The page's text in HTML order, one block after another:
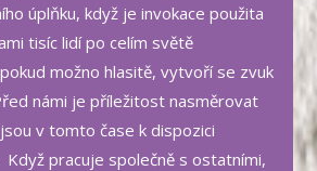
úplňku, když je invokace použita
tisíc lidí po celím světě
možno hlasitě, vytvoří se zvuk
námi je příležitost nasměrovat
v tomto čase k dispozici
pracuje společně s ostatními,